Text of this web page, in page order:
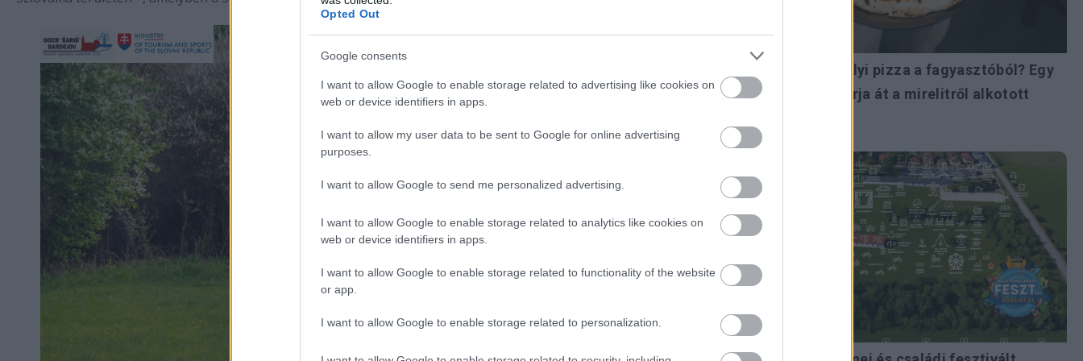
Opted Out
Google consents
I want to allow Google to enable storage related to advertising like cookies on
web or device identifiers in apps.
I want to allow my user data to be sent to Google for online advertising
purposes.
I want to allow Google to send me personalized advertising.
I want to allow Google to enable storage related to analytics like cookies on
web or device identifiers in apps.
I want to allow Google to enable storage related to functionality of the website
or app.
I want to allow Google to enable storage related to personalization.
Kézműves nápolyi pizza a fagyasztóból? Egy
új technológia írja át a mirelitről alkotott